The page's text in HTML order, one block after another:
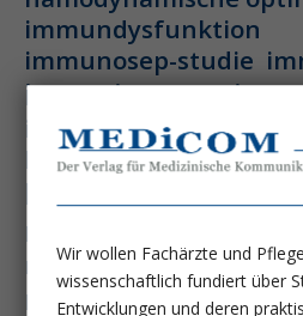
immundysfunktion
immunosep-studie
intensiv-news
intensivstation
kdigo-leitlinien
leberzirrhose
masld
multiples myelom
nephro-news
Wir wollen Fachärzte und
wissenschaftlich fundiert über
Entwicklungen und deren